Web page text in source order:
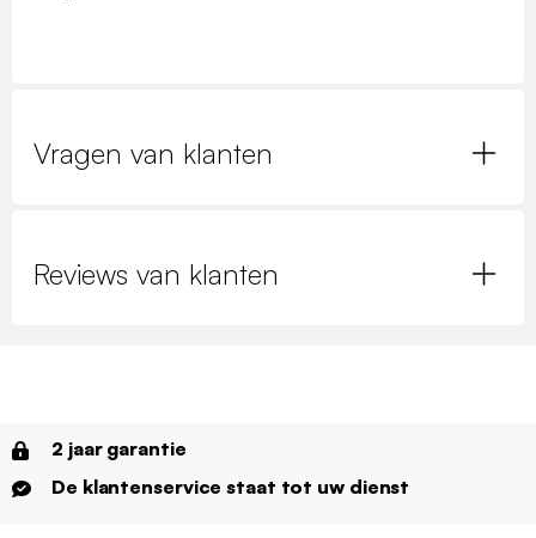
Vragen van klanten
Reviews van klanten
2 jaar garantie
De klantenservice staat tot uw dienst